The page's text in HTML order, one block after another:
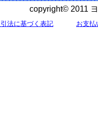
copyright© 2011
法に基づく表記 お支払